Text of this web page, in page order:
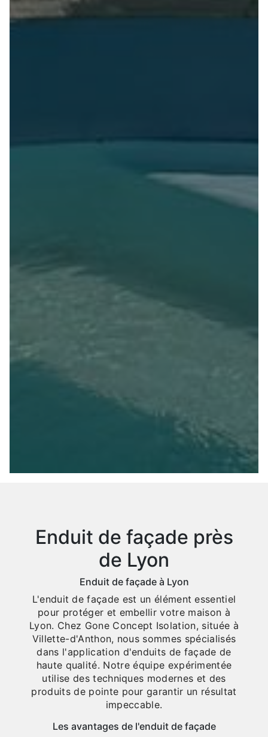
Enduit de façade près
de Lyon
Enduit de façade à Lyon
L'enduit de façade est un élément essentiel
pour protéger et embellir votre maison à
Lyon. Chez Gone Concept Isolation, située à
Villette-d'Anthon, nous sommes spécialisés
dans l'application d'enduits de façade de
haute qualité. Notre équipe expérimentée
utilise des techniques modernes et des
produits de pointe pour garantir un résultat
impeccable.
Les avantages de l'enduit de façade